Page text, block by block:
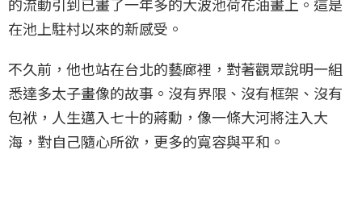
的流動引到已畫了一年多的大波池荷花油畫上。這是
在池上駐村以來的新感受。
不久前，他也站在台北的藝廊裡，對著觀眾說明一組
悉達多太子畫像的故事。沒有界限、沒有框架、沒有
包袱，人生邁入七十的蔣勳，像一條大河將注入大
海，對自己隨心所欲，更多的寬容與平和。